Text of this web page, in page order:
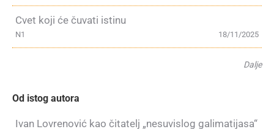
Cvet koji će čuvati istinu
18/11/2025
N1
Dalje
Od istog autora
Ivan Lovrenović kao čitatelj „nesuvislog galimatijasa“